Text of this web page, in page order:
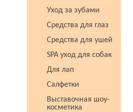
Уход за зубами
Средства для глаз
Средства для ушей
SPA уход для собак
Для лап
Салфетки
Выставочная шоу-
косметика